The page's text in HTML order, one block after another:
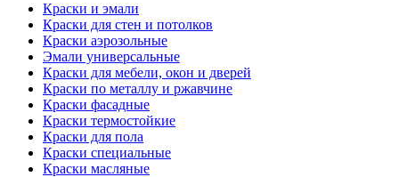
Краски и эмали
Краски для стен и потолков
Краски аэрозольные
Эмали универсальные
Краски для мебели, окон и дверей
Краски по металлу и ржавчине
Краски фасадные
Краски термостойкие
Краски для пола
Краски специальные
Краски масляные